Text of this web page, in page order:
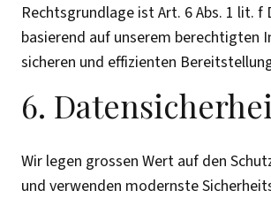
Rechtsgrundlage ist Art. 6 Abs. 1 lit. f
basierend auf unserem berechtigten
sicheren und effizienten
6.
Wir legen grossen Wert auf den
und verwenden modernste